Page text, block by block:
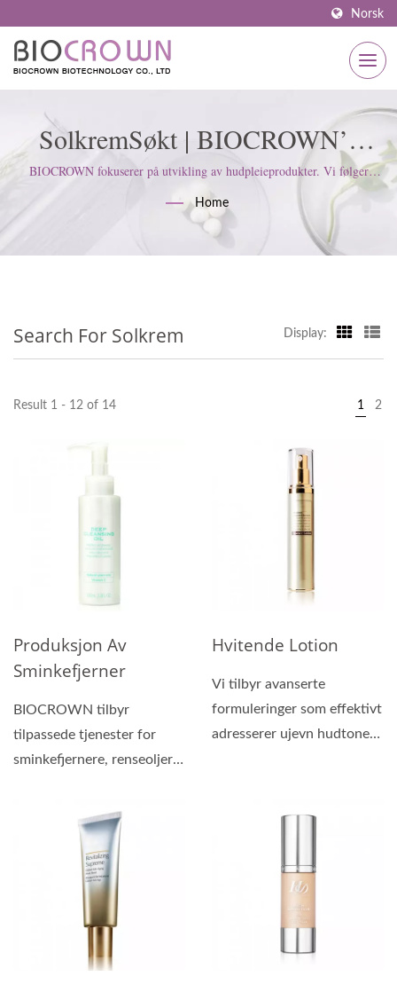
Norsk
SolkremSøkt | BIOCROWN’s
Avansert Produksjon: Renrom,
RO-Systemer Og Kvalitetskontroll
BIOCROWN fokuserer på utvikling av hudpleieprodukter. Vi følger
ISO22716 og standarder for gode produksjonsmetoder (GMP);
opprettholder en streng holdning for å tilfredsstille kundens
forventninger.
Home
Search For Solkrem Display:
Result 1 - 12 of 14 1 2
Produksjon Av
Sminkefjerner
BIOCROWN tilbyr
tilpassede tjenester for
sminkefjernere, renseoljer,
Hvitende Lotion
Vi tilbyr avanserte
formuleringer som effektivt
adresserer ujevn hudtone